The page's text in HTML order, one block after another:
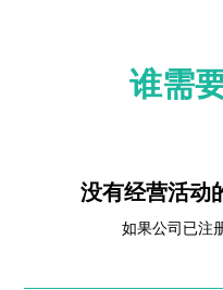
谁需
没有经营活动
如果公司已注